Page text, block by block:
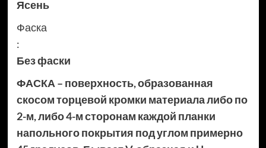
Ясень
Фаска
:
Без фаски
ФАСКА – поверхность, образованная
скосом торцевой кромки материала либо по
2-м, либо 4-м сторонам каждой планки
напольного покрытия под углом примерно